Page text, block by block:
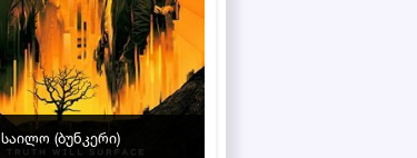
საილო (ბუნკერი)